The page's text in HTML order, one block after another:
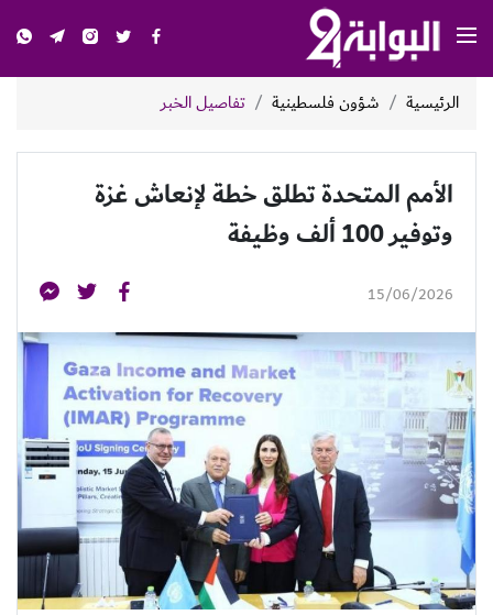
الرئيسية شؤون فلسطينية تفاصيل الخبر
الأمم المتحدة تطلق خطة لإنعاش غزة
وتوفير 100 ألف وظيفة
15/06/2026